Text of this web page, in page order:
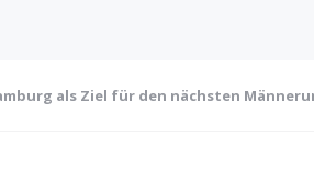
als Ziel für den nächsten